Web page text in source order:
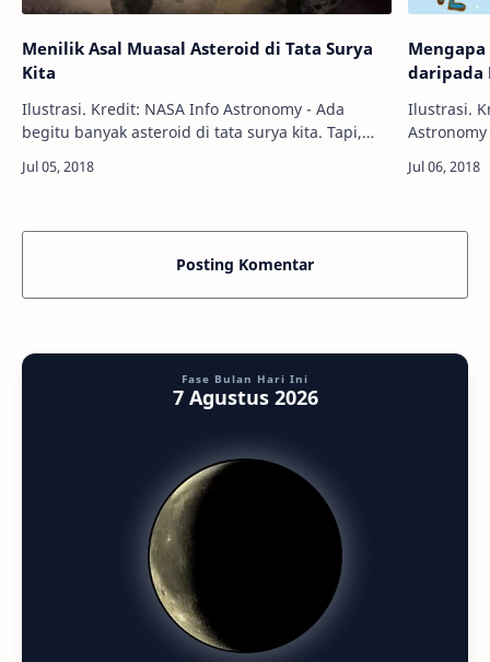
Menilik Asal Muasal Asteroid di Tata Surya
Kita
Ilustrasi. Kredit: NASA Info Astronomy - Ada
begitu banyak asteroid di tata surya kita. Tapi,
semua? Baru-baru ini, sebuah peneli…
daripada
Ilustrasi.
kategori
Posting Komentar
Fase Bulan Hari Ini
7 Agustus 2026